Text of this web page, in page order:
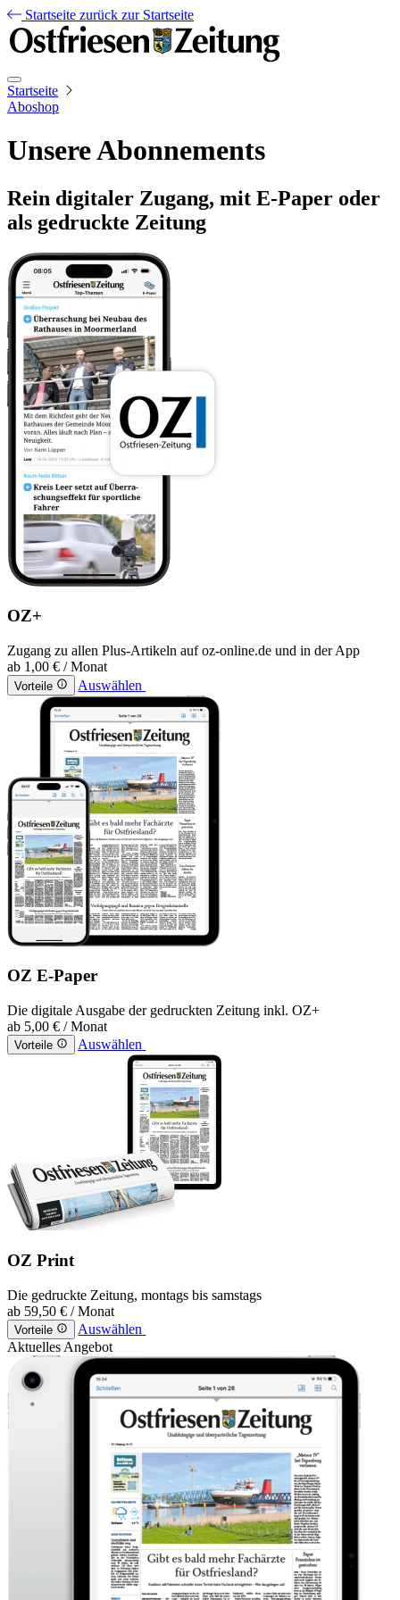
Startseite zurück zur Startseite
Startseite
Aboshop
Unsere Abonnements
Rein digitaler Zugang, mit E-Paper oder
als gedruckte Zeitung
OZ+
Zugang zu allen Plus-Artikeln auf oz-online.de und in der App
ab 1,00 € / Monat
Vorteile Auswählen
OZ E-Paper
Die digitale Ausgabe der gedruckten Zeitung inkl. OZ+
ab 5,00 € / Monat
Vorteile Auswählen
OZ Print
Die gedruckte Zeitung, montags bis samstags
ab 59,50 € / Monat
Vorteile
Auswählen
Aktuelles Angebot